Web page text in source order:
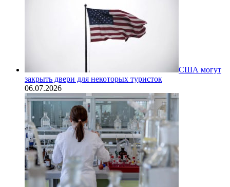
США могут
закрыть двери для некоторых туристок
06.07.2026